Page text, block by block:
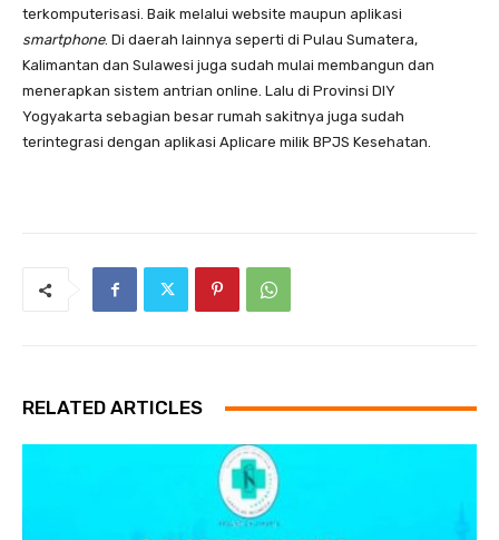
terkomputerisasi. Baik melalui website maupun aplikasi
smartphone. Di daerah lainnya seperti di Pulau Sumatera,
Kalimantan dan Sulawesi juga sudah mulai membangun dan
menerapkan sistem antrian online. Lalu di Provinsi DIY
Yogyakarta sebagian besar rumah sakitnya juga sudah
terintegrasi dengan aplikasi Aplicare milik BPJS Kesehatan.
RELATED ARTICLES